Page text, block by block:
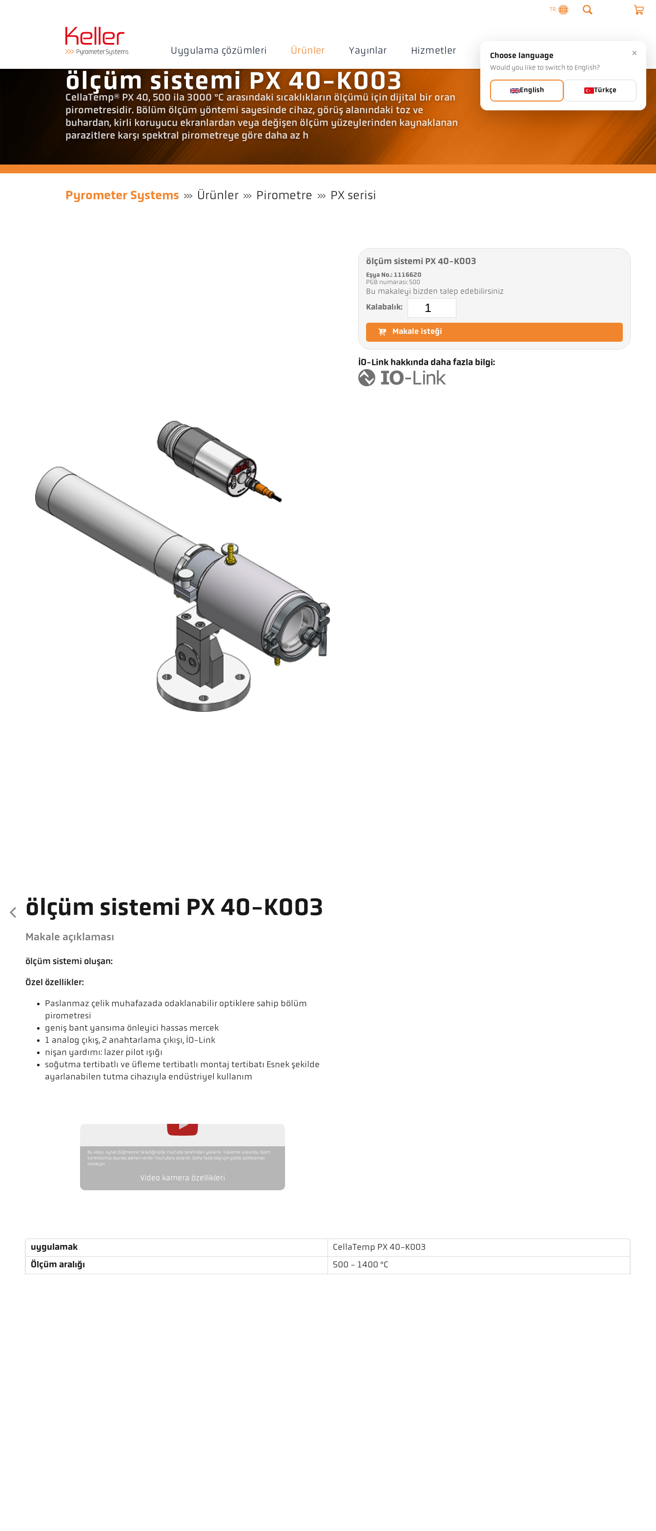
TR
Uygulama çözümleri Ürünler Yayınlar Hizmetler Şirket İletişim
ölçüm sistemi PX 40-K003
CellaTemp® PX 40, 500 ila 3000 °C arasındaki sıcaklıkların ölçümü için dijital bir oran
pirometresidir. Bölüm ölçüm yöntemi sayesinde cihaz, görüş alanındaki toz ve
buhardan, kirli koruyucu ekranlardan veya değişen ölçüm yüzeylerinden kaynaklanan
parazitlere karşı spektral pirometreye göre daha az h
Pyrometer Systems Ürünler Pirometre PX serisi
ölçüm sistemi PX 40-K003
Makale açıklaması
ölçüm sistemi oluşan:
Özel özellikler:
Paslanmaz çelik muhafazada odaklanabilir optiklere sahip bölüm
pirometresi
geniş bant yansıma önleyici hassas mercek
1 analog çıkış, 2 anahtarlama çıkışı, IO-Link
nişan yardımı: lazer pilot ışığı
soğutma tertibatlı ve üfleme tertibatlı montaj tertibatı Esnek şekilde
ayarlanabilen tutma cihazıyla endüstriyel kullanım
Bu video, oynat düğmesine tıkladığınızda YouTube tarafından yüklenir. Yükleme sırasında, bizim
kontrolümüz dışında işlenen veriler YouTube'a aktarılır. Daha fazla bilgi için gizlilik politikamızı
inceleyin.
Video kamera özellikleri
ölçüm sistemi PX 40-K003
Eşya No.: 1116620
PGB numarası: 500
Bu makaleyi bizden talep edebilirsiniz
Kalabalık:
Makale isteği
IO-Link hakkında daha fazla bilgi:
uygulamak
CellaTemp PX 40-K003
Ölçüm aralığı
500 - 1400 °C
×
Choose language
Would you like to switch to English?
English Türkçe